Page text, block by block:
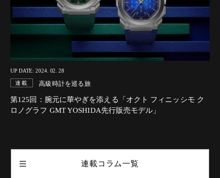
UP DATE: 2024. 02. 28
連載 高級時計を巡る旅
第125回：腕元に華やぎを添える「オクト フィニッシモ ク
ロノグラフ GMT YOSHIDA先行販売モデル」
連載コラム一覧